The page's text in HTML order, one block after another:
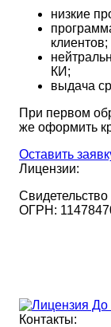
низкие
клиентов;
КИ;
выдача
При первом
же оформить
Оставить
Лицензии:
ОГРН:
Контакты: